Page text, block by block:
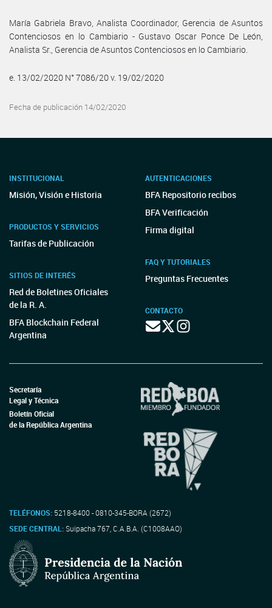
María Gabriela Bravo, Analista Coordinador, Gerencia de Asuntos
Contenciosos en lo Cambiario - Gustavo Oscar Ponce De León,
Analista Sr., Gerencia de Asuntos Contenciosos en lo Cambiario.
e. 13/02/2020 N° 7086/20 v. 19/02/2020
Fecha de publicación 14/02/2020
INSTITUCIONAL
Misión, Visión e Historia
PRODUCTOS Y SERVICIOS
Tarifas de Publicación
SITIOS DE INTERÉS
Red de Boletines Oficiales
de la R. A.
BFA Blockchain Federal
Argentina
AUTENTICACIONES
BFA Repositorio recibos
BFA Verificación
Firma digital
FAQ Y TUTORIALES
Preguntas Frecuentes
CONTACTO
Secretaría
Legal y Técnica
Boletín Oficial
de la República Argentina
TELÉFONOS: 5218-8400 - 0810-345-BORA (2672)
SEDE CENTRAL:Suipacha 767, C.A.B.A. (C1008AAO)